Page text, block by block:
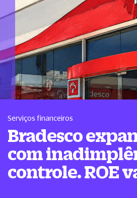
Serviços financeiros
Bradesco
com
controle. ROE